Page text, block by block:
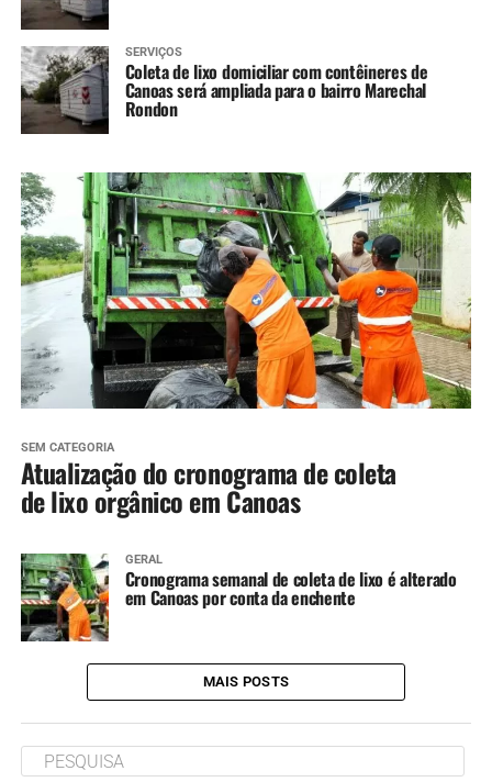
SERVIÇOS
Coleta de lixo domiciliar com contêineres de
Canoas será ampliada para o bairro Marechal
Rondon
SEM CATEGORIA
Atualização do cronograma de coleta
de lixo orgânico em Canoas
GERAL
Cronograma semanal de coleta de lixo é alterado
em Canoas por conta da enchente
MAIS POSTS